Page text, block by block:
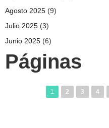
Agosto 2025 (9)
Julio 2025 (3)
Junio 2025 (6)
Páginas
1 2 3 4